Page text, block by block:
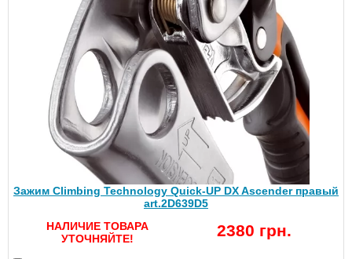
Зажим Climbing Technology Quick-UP DX Ascender правый
art.2D639D5
НАЛИЧИЕ ТОВАРА
УТОЧНЯЙТЕ!
2380 грн.